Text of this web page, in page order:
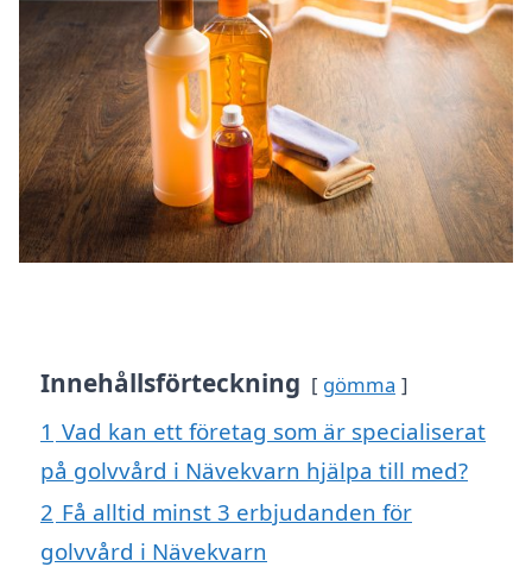
Innehållsförteckning gömma
1 Vad kan ett företag som är specialiserat
på golvvård i Nävekvarn hjälpa till med?
2 Få alltid minst 3 erbjudanden för
golvvård i Nävekvarn